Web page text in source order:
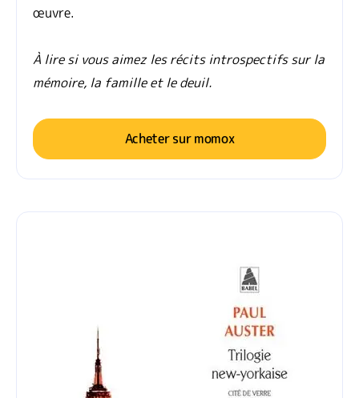
œuvre.
À lire si vous aimez les récits introspectifs sur la
mémoire, la famille et le deuil.
Acheter sur momox